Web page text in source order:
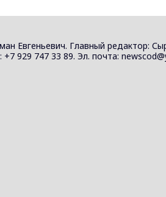
Евгеньевич. Главный редактор:
+7 929 747 33 89. Эл. почта: